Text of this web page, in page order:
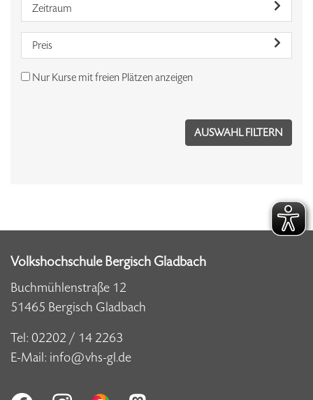
Zeitraum
Preis
Nur Kurse mit freien Plätzen anzeigen
Volkshochschule Bergisch Gladbach
Buchmühlenstraße 12
51465 Bergisch Gladbach
Tel: 02202 / 14 2263
E-Mail: info@vhs-gl.de